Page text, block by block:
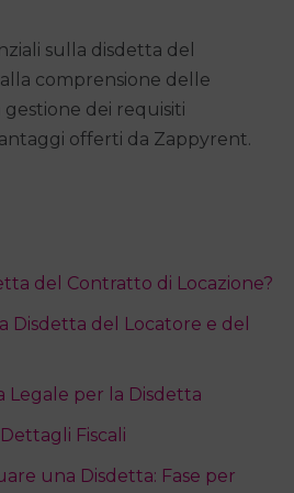
sulla disdetta del
comprensione delle
dei requisiti
offerti da Zappyrent.
del Contratto di Locazione?
Disdetta del Locatore e del
Legale per la Disdetta
Fiscali
una Disdetta: Fase per